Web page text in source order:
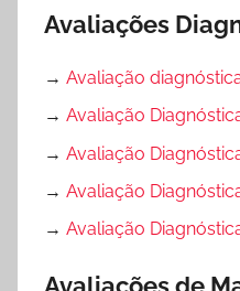
Avaliações
→ Avaliação
→ Avaliação
→ Avaliação
→ Avaliação
→ Avaliação